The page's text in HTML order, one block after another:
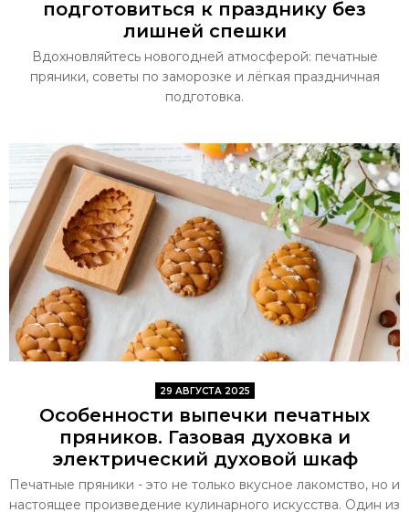
подготовиться к празднику без
лишней спешки
Вдохновляйтесь новогодней атмосферой: печатные
пряники, советы по заморозке и лёгкая праздничная
подготовка.
29 АВГУСТА 2025
Особенности выпечки печатных
пряников. Газовая духовка и
электрический духовой шкаф
Печатные пряники - это не только вкусное лакомство, но и
настоящее произведение кулинарного искусства. Один из